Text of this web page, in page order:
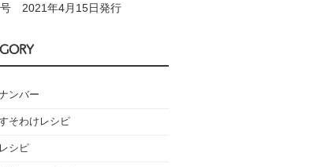
2021年4月15日発行
ンバー
そわけレシピ
シピ